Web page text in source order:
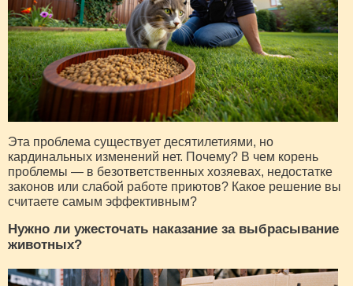
Эта проблема существует десятилетиями, но
кардинальных изменений нет. Почему? В чем корень
проблемы — в безответственных хозяевах, недостатке
законов или слабой работе приютов? Какое решение вы
считаете самым эффективным?
Нужно ли ужесточать наказание за выбрасывание
животных?